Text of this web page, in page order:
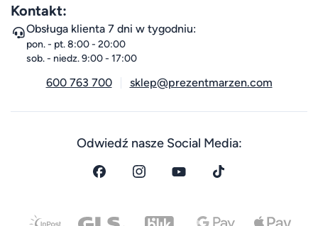
Kontakt:
Obsługa klienta 7 dni w tygodniu:
pon. - pt. 8:00 - 20:00
sob. - niedz. 9:00 - 17:00
600 763 700 sklep@prezentmarzen.com
Odwiedź nasze Social Media: